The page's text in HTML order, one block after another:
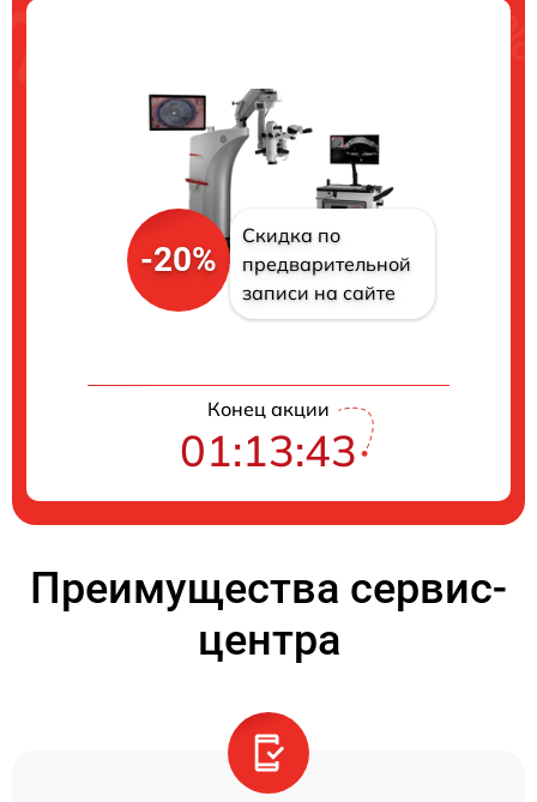
-20%
Скидка по
предварительной
записи на сайте
Конец акции
01:13:42
Преимущества сервис-
центра